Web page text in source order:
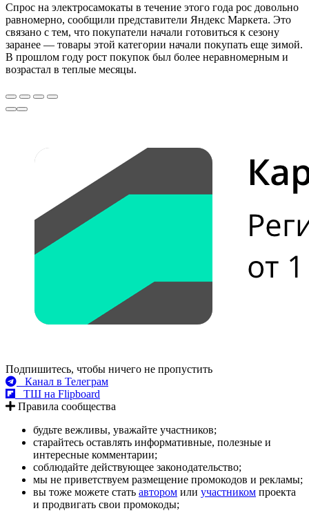
Спрос на электросамокаты в течение этого года рос довольно
равномерно, сообщили представители Яндекс Маркета. Это
связано с тем, что покупатели начали готовиться к сезону
заранее — товары этой категории начали покупать еще зимой.
В прошлом году рост покупок был более неравномерным и
возрастал в теплые месяцы.
Подпишитесь, чтобы ничего не пропустить
Канал в Телеграм
ТШ на Flipboard
Правила сообщества
будьте вежливы, уважайте участников;
старайтесь оставлять информативные, полезные и
интересные комментарии;
соблюдайте действующее законодательство;
мы не приветствуем размещение промокодов и рекламы;
вы тоже можете стать автором или участником проекта
и продвигать свои промокоды;